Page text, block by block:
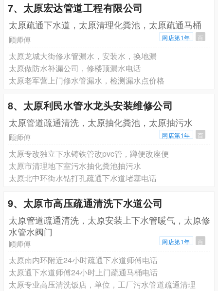
7、太原宏达管道工程有限公司
太原疏通下水道，太原清理化粪池，太原疏通马桶
顾师傅 网店第1年 百
太原龙城大街修水管漏水，安装水，换地漏
太原做防水补漏公司，修楼顶漏水电话
太原老军营上门修水管漏水，检测漏水点价格
8、太原利民水管水龙头安装维修公司
太原管道疏通清洗，太原抽化粪池，太原抽污水
顾师傅 网店第1年 百
太原专改独立下水铸铁管改pvc管，蹲便改座便
太原市清理地下室污水抽化粪池抽污水
太原北中环街水钻打孔疏通下水道堵塞电话
9、太原市高压疏通清洗下水道公司
太原管道疏通清洗，太原安装上下水管暖气，太原修
水管水阀门
顾师傅 网店第1年 百
太原南内环附近24小时疏通下水道师傅电话
太原通下水道师傅24小时上门疏通马桶电话
太原专业高压清洗饭店，单位，工厂污水管道疏通清理